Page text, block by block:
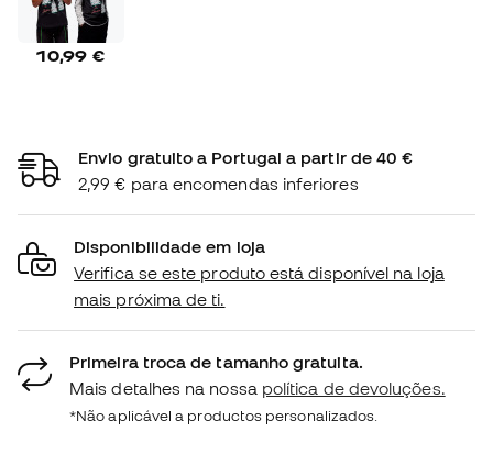
10,99 €
Envio gratuito a Portugal a partir de 40 €
2,99 € para encomendas inferiores
Disponibilidade em loja
Verifica se este produto está disponível na loja
mais próxima de ti.
Primeira troca de tamanho gratuita.
Mais detalhes na nossa política de devoluções.
*Não aplicável a productos personalizados.